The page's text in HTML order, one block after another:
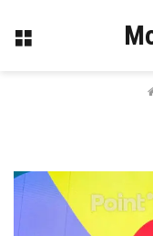
Меню